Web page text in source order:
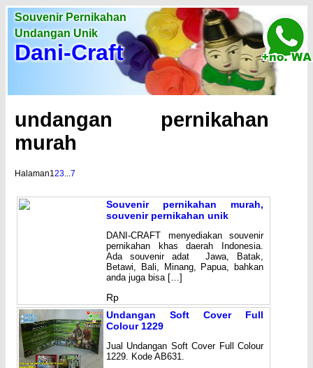
Souvenir Pernikahan
Undangan Unik
Dani-Craft
undangan pernikahan
murah
Halaman1 23 7
Souvenir pernikahan murah,
souvenir pernikahan unik
DANI-CRAFT menyediakan souvenir
pernikahan khas daerah Indonesia.
Ada souvenir adat Jawa, Batak,
Betawi, Bali, Minang, Papua, bahkan
anda juga bisa […]
Rp
Undangan Soft Cover Full
Colour 1229
Jual Undangan Soft Cover Full Colour
1229. Kode AB631.